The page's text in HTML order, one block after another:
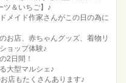
ツ＆いちご】♪
メイド作家さんがこの日の為に
お店、赤ちゃんグッズ、着物リ
ョップ体験♪
2日間！
大型マルシェ♪
店もたくさんあります♪